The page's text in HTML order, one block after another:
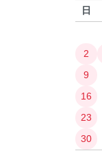
日
2
9
16
23
30